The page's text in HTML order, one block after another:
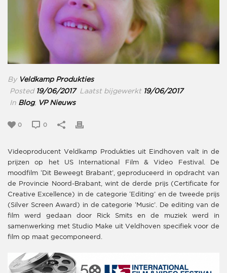
By Veldkamp Produkties
Posted 19/06/2017Laatst bijgewerkt 19/06/2017
In Blog, VP Nieuws
0 0
Videoproducent Veldkamp Produkties uit Eindhoven valt in de
prijzen op het US International Film & Video Festival. De
moodfilm ‘Dit Beweegt Brabant’, geproduceerd in opdracht van
de Provincie Noord-Brabant, wint de derde prijs (Certificate for
Creative Excellence) in de categorie ‘Editing’ en de tweede prijs
(Silver Screen Award) in de categorie ‘Music’. De editing van de
film werd gedaan door Rick Smits en de muziek werd in
samenwerking met Studio Make uit Veldhoven specifiek voor de
film op maat gecomponeerd.